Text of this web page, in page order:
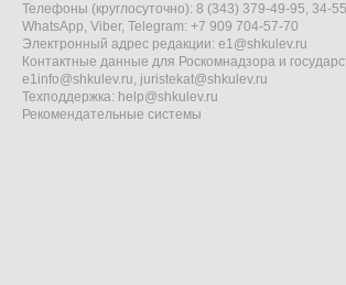
Телефоны (круглосуточно): 8 (343) 379-49-95, 34-
WhatsApp, Viber, Telegram: +7 909 704-57-70
Электронный адрес редакции: e1@shkulev.ru
Контактные данные для Роскомнадзора и
e1info@shkulev.ru, juristekat@shkulev.ru
Техподдержка: help@shkulev.ru
Рекомендательные системы